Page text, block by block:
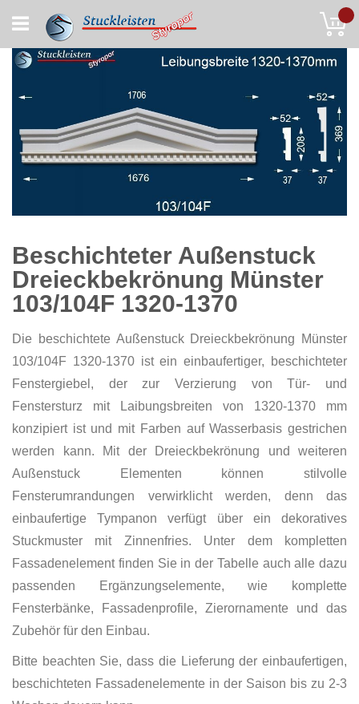
to
Content
Beschichteter Außenstuck
Dreieckbekrönung Münster
103/104F 1320-1370
Die beschichtete Außenstuck Dreieckbekrönung Münster
103/104F 1320-1370 ist ein einbaufertiger, beschichteter
Fenstergiebel, der zur Verzierung von Tür- und
Fenstersturz mit Laibungsbreiten von 1320-1370 mm
konzipiert ist und mit Farben auf Wasserbasis gestrichen
werden kann. Mit der Dreieckbekrönung und weiteren
Außenstuck Elementen können stilvolle
Fensterumrandungen verwirklicht werden, denn das
einbaufertige Tympanon verfügt über ein dekoratives
Stuckmuster mit Zinnenfries. Unter dem kompletten
Fassadenelement finden Sie in der Tabelle auch alle dazu
passenden Ergänzungselemente, wie komplette
Fensterbänke, Fassadenprofile, Zierornamente und das
Zubehör für den Einbau.
Bitte beachten Sie, dass die Lieferung der einbaufertigen,
beschichteten Fassadenelemente in der Saison bis zu 2-3